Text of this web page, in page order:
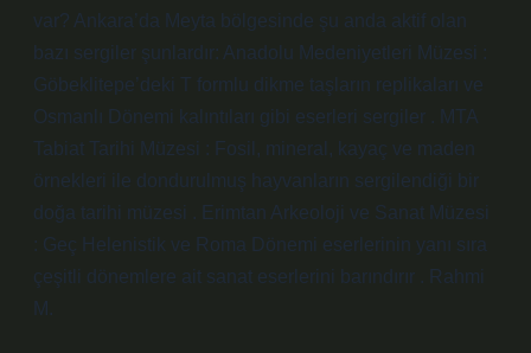
var? Ankara’da Meyta bölgesinde şu anda aktif olan
bazı sergiler şunlardır: Anadolu Medeniyetleri Müzesi :
Göbeklitepe’deki T formlu dikme taşların replikaları ve
Osmanlı Dönemi kalıntıları gibi eserleri sergiler . MTA
Tabiat Tarihi Müzesi : Fosil, mineral, kayaç ve maden
örnekleri ile dondurulmuş hayvanların sergilendiği bir
doğa tarihi müzesi . Erimtan Arkeoloji ve Sanat Müzesi
: Geç Helenistik ve Roma Dönemi eserlerinin yanı sıra
çeşitli dönemlere ait sanat eserlerini barındırır . Rahmi
M.